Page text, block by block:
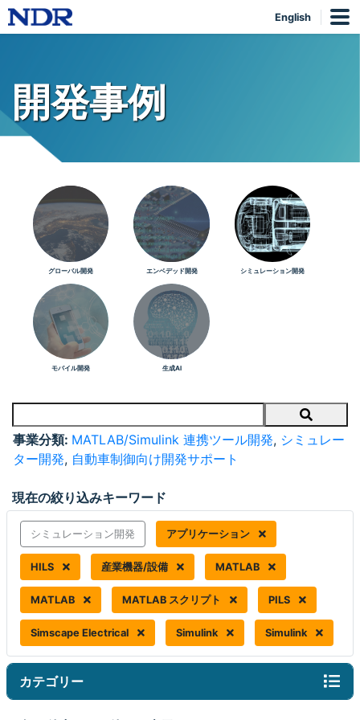
English
開発事例
グローバル開発 エンベデッド開発 シミュレーション開発
モバイル開発 生成AI
Search
事業分類: MATLAB/Simulink 連携ツール開発, シミュレー
ター開発, 自動車制御向け開発サポート
現在の絞り込みキーワード
シミュレーション開発 アプリケーション
HILS 産業機器/設備 MATLAB
MATLAB MATLAB スクリプト PILS
Simscape Electrical Simulink Simulink
カテゴリー